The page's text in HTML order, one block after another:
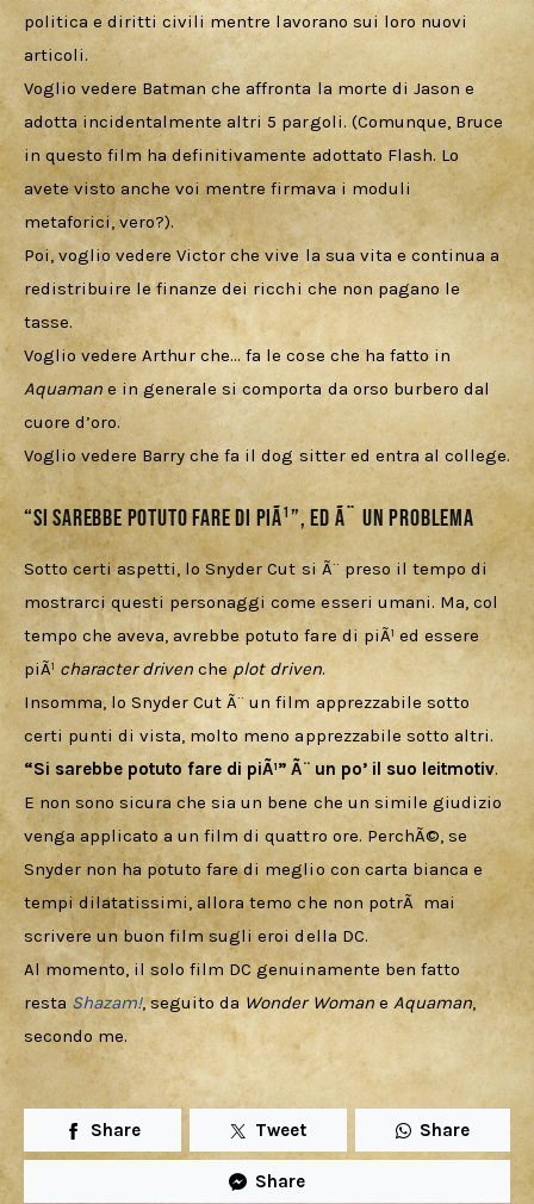
politica e diritti civili mentre lavorano sui loro nuovi
articoli.
Voglio vedere Batman che affronta la morte di Jason e
adotta incidentalmente altri 5 pargoli. (Comunque, Bruce
in questo film ha definitivamente adottato Flash. Lo
avete visto anche voi mentre firmava i moduli
metaforici, vero?).
Poi, voglio vedere Victor che vive la sua vita e continua a
redistribuire le finanze dei ricchi che non pagano le
tasse.
Voglio vedere Arthur che… fa le cose che ha fatto in
Aquaman e in generale si comporta da orso burbero dal
cuore d’oro.
Voglio vedere Barry che fa il dog sitter ed entra al college.
“Si sarebbe potuto fare di piÃ¹”, ed Ã¨ un problema
Sotto certi aspetti, lo Snyder Cut si Ã¨ preso il tempo di
mostrarci questi personaggi come esseri umani. Ma, col
tempo che aveva, avrebbe potuto fare di piÃ¹ ed essere
piÃ¹ character driven che plot driven.
Insomma, lo Snyder Cut Ã¨ un film apprezzabile sotto
certi punti di vista, molto meno apprezzabile sotto altri.
“Si sarebbe potuto fare di piÃ¹” Ã¨ un po’ il suo leitmotiv.
E non sono sicura che sia un bene che un simile giudizio
venga applicato a un film di quattro ore. PerchÃ©, se
Snyder non ha potuto fare di meglio con carta bianca e
tempi dilatatissimi, allora temo che non potrÃ  mai
scrivere un buon film sugli eroi della DC.
Al momento, il solo film DC genuinamente ben fatto
resta Shazam!, seguito da Wonder Woman e Aquaman,
secondo me.
Share Tweet Share
Share